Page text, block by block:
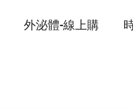
外泌體-線上購